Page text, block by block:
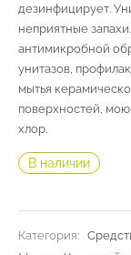
дезинфицирует.
неприятные
антимикробной
унитазов,
мытья
поверхностей,
хлор.
В наличии
Категория: